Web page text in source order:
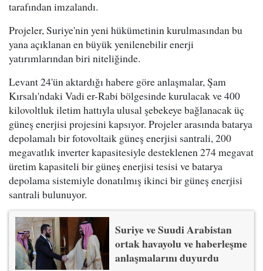
tarafından imzalandı.
Projeler, Suriye'nin yeni hükümetinin kurulmasından bu
yana açıklanan en büyük yenilenebilir enerji
yatırımlarından biri niteliğinde.
Levant 24'ün aktardığı habere göre anlaşmalar, Şam
Kırsalı'ndaki Vadi er-Rabi bölgesinde kurulacak ve 400
kilovoltluk iletim hattıyla ulusal şebekeye bağlanacak üç
güneş enerjisi projesini kapsıyor. Projeler arasında batarya
depolamalı bir fotovoltaik güneş enerjisi santrali, 200
megavatlık inverter kapasitesiyle desteklenen 274 megavat
üretim kapasiteli bir güneş enerjisi tesisi ve batarya
depolama sistemiyle donatılmış ikinci bir güneş enerjisi
santrali bulunuyor.
Suriye ve Suudi Arabistan
ortak havayolu ve haberleşme
anlaşmalarını duyurdu